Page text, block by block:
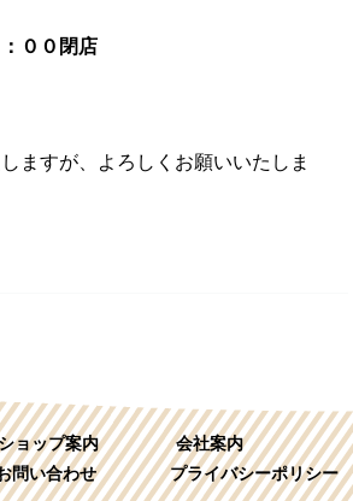
：００閉店
ますが、よろしくお願いいたしま
ョップ案内
会社案内
問い合わせ プライバシーポリシー